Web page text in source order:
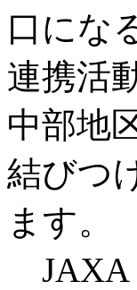
口にな
連携活
中部地
結びつ
ます。
JAXA